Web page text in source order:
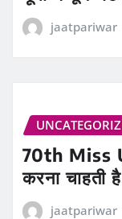
jaatpariwar
70th Miss
करना चाहती
jaatpariwar